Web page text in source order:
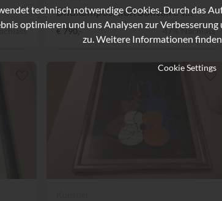
Bildkomposition Solitaire v...
€ 790,- 47% Nachlass
technisch notwendige Cookies. Durch das
optimieren und uns Analysen zur
zu. Weitere Informationen
Cookie Settings